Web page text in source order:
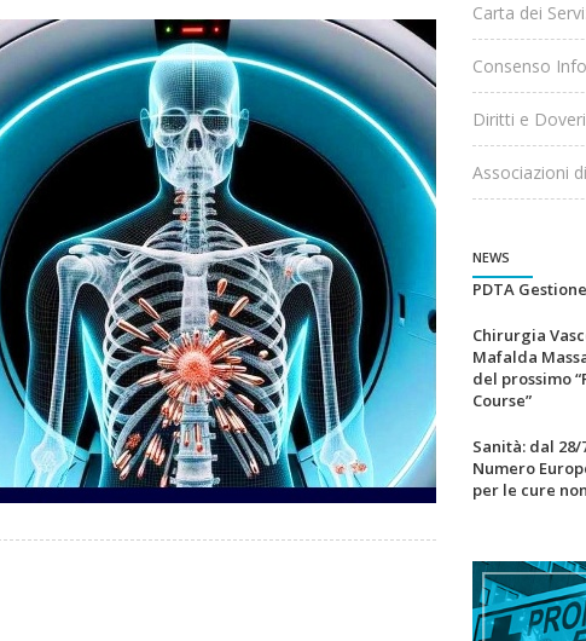
Carta dei
Consenso
Diritti e
Associazioni
NEWS
PDTA
Chirurgia
Mafalda
del prossimo
Course”
Sanità: dal
Numero
per le cure